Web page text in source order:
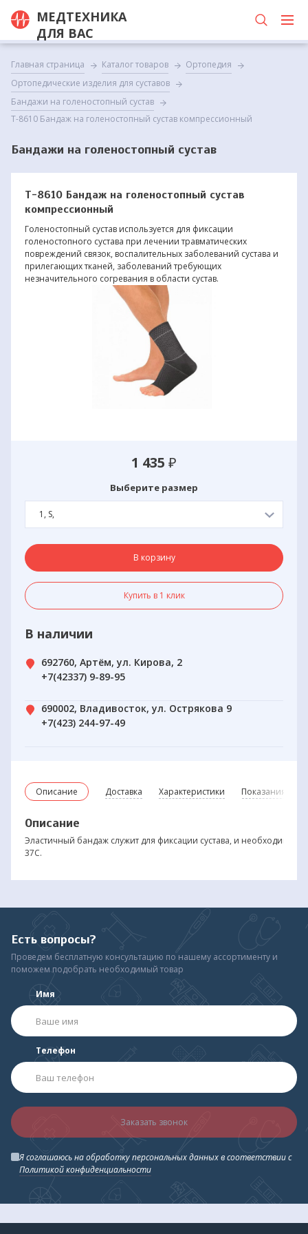
МЕДТЕХНИКА
ДЛЯ ВАС
Главная страница Каталог товаров
Ортопедия
Ортопедические изделия для суставов
Бандажи на голеностопный сустав
Т-8610 Бандаж на голеностопный сустав компрессионный
Бандажи на голеностопный сустав
Т-8610 Бандаж на голеностопный сустав
компрессионный
Голеностопный сустав используется для фиксации
голеностопного сустава при лечении травматических
повреждений связок, воспалительных заболеваний сустава и
прилегающих тканей, заболеваний требующих
незначительного согревания в области сустав.
Описание Доставка Характеристики Показания и
Описание
Эластичный бандаж служит для фиксации сустава, и необходимой
37С.
1 435 ₽
Выберите размер
1, S,
В корзину
Купить в 1 клик
В наличии
692760, Артём, ул. Кирова, 2
+7(42337) 9-89-95
690002, Владивосток, ул. Острякова 9
+7(423) 244-97-49
Есть вопросы?
Проведем бесплатную консультацию по нашему ассортименту и
поможем подобрать необходимый товар
Имя
Телефон
Заказать звонок
Я соглашаюсь на обработку персональных данных в соответствии с
Политикой конфиденциальности